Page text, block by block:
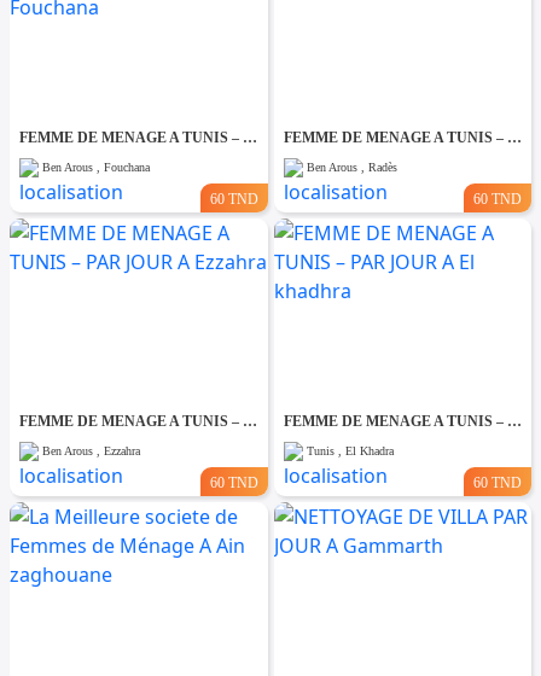
FEMME DE MENAGE A TUNIS – PAR JOUR A Fouchana
Ben Arous , Fouchana
60 TND
FEMME DE MENAGE A TUNIS – PAR JOUR A Rades
Ben Arous , Radès
60 TND
FEMME DE MENAGE A TUNIS – PAR JOUR A Ezzahra
Ben Arous , Ezzahra
60 TND
FEMME DE MENAGE A TUNIS – PAR JOUR A El khadhra
Tunis , El Khadra
60 TND